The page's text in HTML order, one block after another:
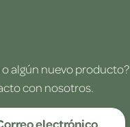
algún nuevo producto?
con nosotros.
electrónico